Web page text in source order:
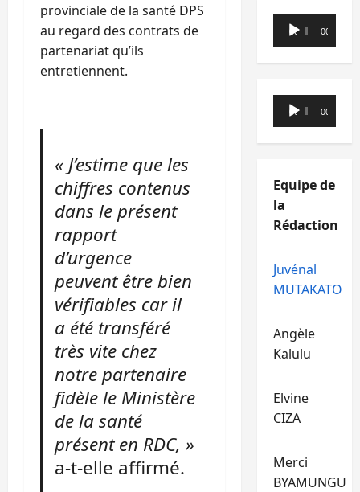
provinciale de la santé DPS
au regard des contrats de
partenariat qu’ils
entretiennent.
« J’estime que les
chiffres contenus
dans le présent
rapport
d’urgence
peuvent être bien
vérifiables car il
a été transféré
très vite chez
notre partenaire
fidèle le Ministère
de la santé
présent en RDC, »
a-t-elle affirmé.
Lecteur
audio
00:00 00:00
Lecteur
audio
00:00 00:00
Equipe de
la
Rédaction
Juvénal
MUTAKATO
Angèle
Kalulu
Elvine
CIZA
Merci
BYAMUNGU